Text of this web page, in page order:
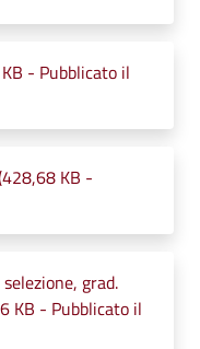
- Pubblicato il
KB -
grad.
KB - Pubblicato il